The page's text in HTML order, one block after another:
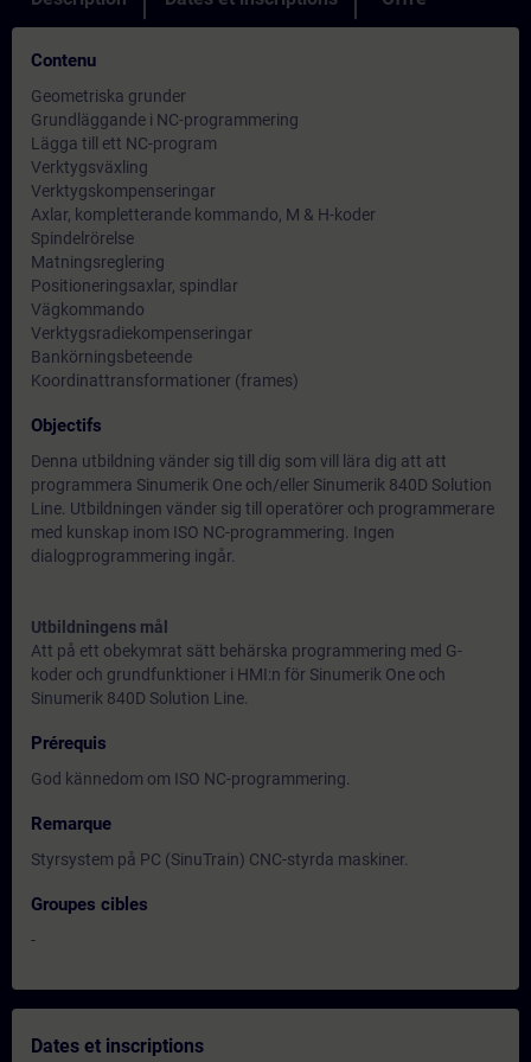
Contenu
Geometriska grunder
Grundläggande i NC-programmering
Lägga till ett NC-program
Verktygsväxling
Verktygskompenseringar
Axlar, kompletterande kommando, M & H-koder
Spindelrörelse
Matningsreglering
Positioneringsaxlar, spindlar
Vägkommando
Verktygsradiekompenseringar
Bankörningsbeteende
Koordinattransformationer (frames)
Objectifs
Denna utbildning vänder sig till dig som vill lära dig att att
programmera Sinumerik One och/eller Sinumerik 840D Solution
Line. Utbildningen vänder sig till operatörer och programmerare
med kunskap inom ISO NC-programmering. Ingen
dialogprogrammering ingår.
Utbildningens mål
Att på ett obekymrat sätt behärska programmering med G-
koder och grundfunktioner i HMI:n för Sinumerik One och
Sinumerik 840D Solution Line.
Prérequis
God kännedom om ISO NC-programmering.
Remarque
Styrsystem på PC (SinuTrain) CNC-styrda maskiner.
Groupes cibles
-
Dates et inscriptions